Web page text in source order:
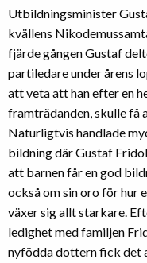
Utbildningsminister
kvällens
fjärde gången Gustaf
partiledare under årens
att veta att han efter en
framträdanden, skulle få
Naturligtvis handlade
bildning där Gustaf
att barnen får en god
också om sin oro för
växer sig allt starkare.
ledighet med familjen
nyfödda dottern fick det